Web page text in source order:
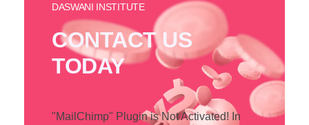
DASWANI INSTITUTE
CONTACT US
TODAY
"MailChimp" Plugin is Not Activated! In